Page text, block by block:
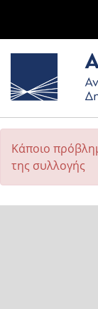
Κάποιο
της συλλογής